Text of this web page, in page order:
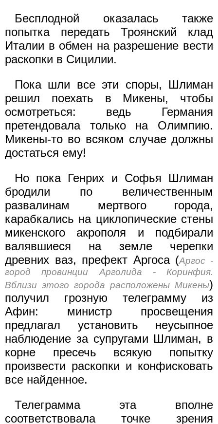
Бесплодной оказалась также
попытка передать Троянский клад
Италии в обмен на разрешение вести
раскопки в Сицилии.
Пока шли все эти споры, Шлиман
решил поехать в Микены, чтобы
осмотреться: ведь Германия
претендовала только на Олимпию.
Микены-то во всяком случае должны
достаться ему!
Но пока Генрих и Софья Шлиман
бродили по величественным
развалинам мертвого города,
карабкались на циклопические стены
микенского акрополя и подбирали
валявшиеся на земле черепки
древних ваз, префект Аргоса (Аргос -
город провинции Арголида - Коринфия.
Вблизи этого города расположены Микены)
получил грозную телеграмму из
Афин: министр просвещения
предлагал установить неусыпное
наблюдение за супругами Шлиман, в
корне пресечь всякую попытку
произвести раскопки и конфисковать
все найденное.
Телеграмма эта вполне
соответствовала точке зрения